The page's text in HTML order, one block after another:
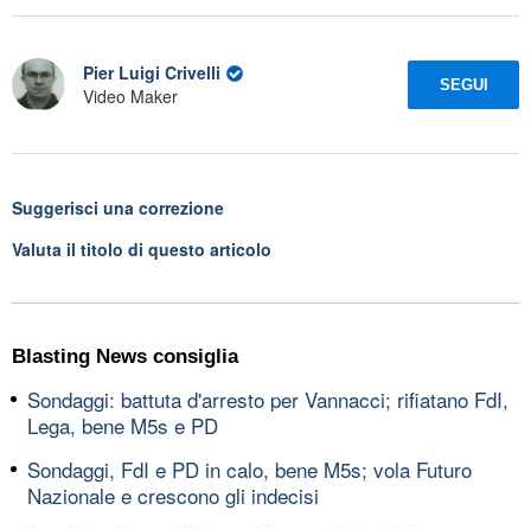
Pier Luigi Crivelli
Video Maker
SEGUI
Suggerisci una correzione
Valuta il titolo di questo articolo
Blasting News consiglia
Sondaggi: battuta d'arresto per Vannacci; rifiatano FdI,
Lega, bene M5s e PD
Sondaggi, FdI e PD in calo, bene M5s; vola Futuro
Nazionale e crescono gli indecisi